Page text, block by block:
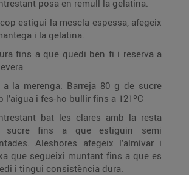
posa en remull la gelatina.
estigui la mescla espessa, afegeix
i la gelatina.
fins a que quedi ben fi i reserva a
a la merenga: Barreja 80 g de sucre
l’aigua i fes-ho bullir fins a 121ºC
bat les clares amb la resta
sucre fins a que estiguin semi
Aleshores afegeix l’almívar i
que segueixi muntant fins a que es
i tingui consistència dura.